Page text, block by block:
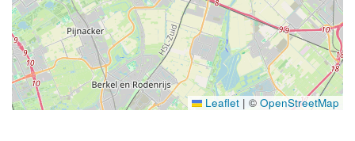
Leaflet | © OpenStreetMap